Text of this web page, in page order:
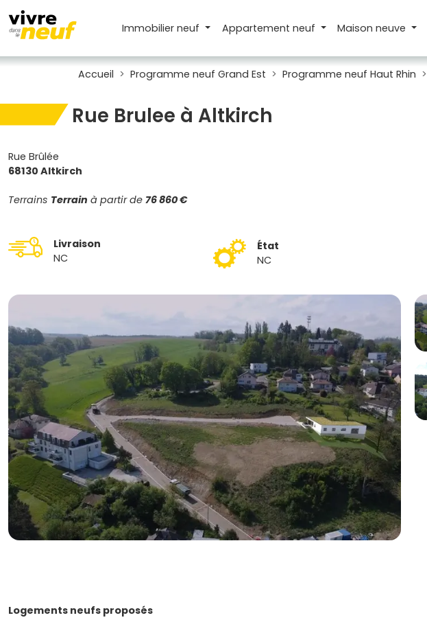
Immobilier neuf Appartement neuf Maison neuve
Accueil Programme neuf Grand Est Programme neuf Haut Rhin
Rue Brulee à Altkirch
Rue Brûlée
68130 Altkirch
Terrains Terrain à partir de 76 860 €
Livraison
NC
État
NC
Logements neufs proposés